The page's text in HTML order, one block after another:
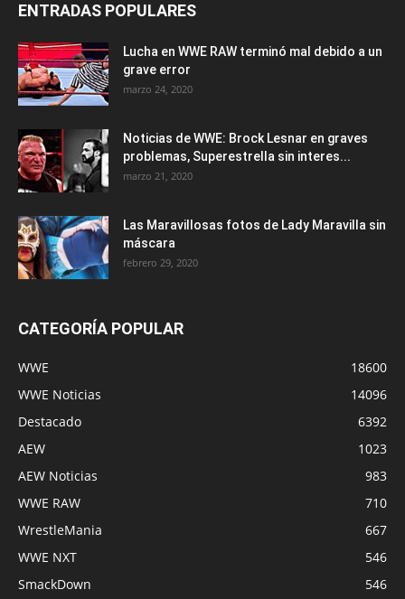
ENTRADAS POPULARES
Lucha en WWE RAW terminó mal debido a un
grave error
marzo 24, 2020
Noticias de WWE: Brock Lesnar en graves
problemas, Superestrella sin interes...
marzo 21, 2020
Las Maravillosas fotos de Lady Maravilla sin
máscara
febrero 29, 2020
CATEGORÍA POPULAR
WWE
18600
WWE Noticias
14096
Destacado
6392
AEW
1023
AEW Noticias
983
WWE RAW
710
WrestleMania
667
WWE NXT
546
SmackDown
546